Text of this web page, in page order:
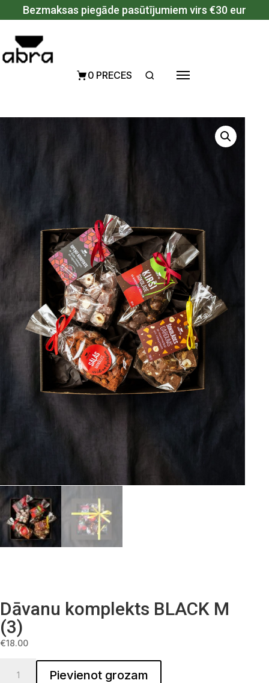
Pāriet uz saturu
Bezmaksas piegāde pasūtījumiem virs €30 eur
0 PRECES
Dāvanu komplekts BLACK M
(3)
€18.00
Dāvanu komplekts BLACK M (3) quantity
Pievienot grozam